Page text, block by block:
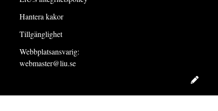
Hantera kakor
Tillgänglighet
Webbplatsansvarig:
webmaster@liu.se